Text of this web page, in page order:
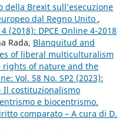
della Brexit sull’esecuzione
dal Regno Unito ,
(2018): DPCE Online 4-2018
Rada, Blanquitud and
of liberal multiculturalism
of nature and the
Vol. 58 No. SP2 (2023):
Il costituzionalismo
e biocentrismo.
comparato – A cura di D.